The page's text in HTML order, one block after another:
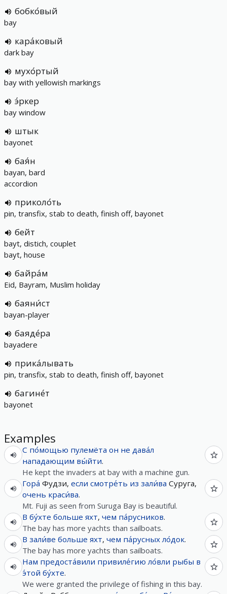
бобко́вый
bay
кара́ковый
dark bay
мухо́ртый
bay with yellowish markings
э́ркер
bay window
штык
bayonet
бая́н
bayan, bard
accordion
приколо́ть
pin, transfix, stab to death, finish off, bayonet
бейт
bayt, distich, couplet
bayt, house
байра́м
Eid, Bayram, Muslim holiday
баяни́ст
bayan-player
баяде́ра
bayadere
прика́лывать
pin, transfix, stab to death, finish off, bayonet
багине́т
bayonet
Examples
С по́мощью пулемёта он не дава́л
нападающим вы́йти.
He kept the invaders at bay with a machine gun.
Гора́ Фудзи, если смотре́ть из зали́ва Суруга,
очень краси́ва.
Mt. Fuji as seen from Suruga Bay is beautiful.
В бу́хте больше яхт, чем па́русников.
The bay has more yachts than sailboats.
В зали́ве больше яхт, чем па́русных ло́док.
The bay has more yachts than sailboats.
Нам предоста́вили привиле́гию ло́вли рыбы в
э́той бу́хте.
We were granted the privilege of fishing in this bay.